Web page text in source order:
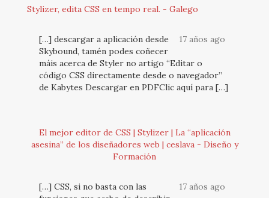
Stylizer, edita CSS en tempo real. - Galego
17 años ago
[…] descargar a aplicación desde
Skybound, tamén podes coñecer
máis acerca de Styler no artigo “Editar o
código CSS directamente desde o navegador”
de Kabytes Descargar en PDFClic aquí para […]
El mejor editor de CSS | Stylizer | La “aplicación
asesina” de los diseñadores web | ceslava - Diseño y
Formación
17 años ago
[…] CSS, si no basta con las